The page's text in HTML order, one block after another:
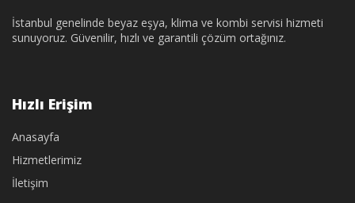
İstanbul genelinde beyaz eşya, klima ve kombi servisi hizmeti
sunuyoruz. Güvenilir, hızlı ve garantili çözüm ortağınız.
Hızlı Erişim
Anasayfa
Hizmetlerimiz
İletişim